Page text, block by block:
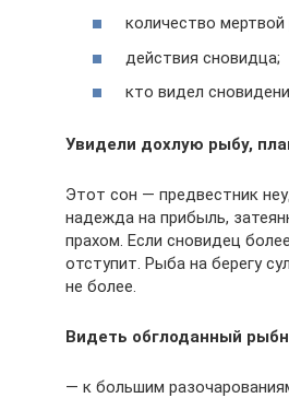
количество
действия сновидца;
кто видел
Увидели дохлую рыбу,
Этот сон — предвестник
надежда на прибыль,
прахом. Если сновидец
отступит. Рыба на берегу
не более.
Видеть обглоданный
— к большим